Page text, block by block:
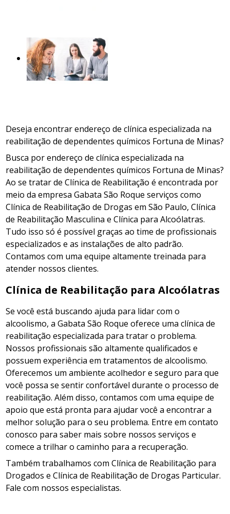
Deseja encontrar endereço de clínica especializada na
reabilitação de dependentes químicos Fortuna de Minas?
Busca por endereço de clínica especializada na
reabilitação de dependentes químicos Fortuna de Minas?
Ao se tratar de Clínica de Reabilitação é encontrada por
meio da empresa Gabata São Roque serviços como
Clínica de Reabilitação de Drogas em São Paulo, Clínica
de Reabilitação Masculina e Clínica para Alcoólatras.
Tudo isso só é possível graças ao time de profissionais
especializados e as instalações de alto padrão.
Contamos com uma equipe altamente treinada para
atender nossos clientes.
Clínica de Reabilitação para Alcoólatras
Se você está buscando ajuda para lidar com o
alcoolismo, a Gabata São Roque oferece uma clínica de
reabilitação especializada para tratar o problema.
Nossos profissionais são altamente qualificados e
possuem experiência em tratamentos de alcoolismo.
Oferecemos um ambiente acolhedor e seguro para que
você possa se sentir confortável durante o processo de
reabilitação. Além disso, contamos com uma equipe de
apoio que está pronta para ajudar você a encontrar a
melhor solução para o seu problema. Entre em contato
conosco para saber mais sobre nossos serviços e
comece a trilhar o caminho para a recuperação.
Também trabalhamos com Clínica de Reabilitação para
Drogados e Clínica de Reabilitação de Drogas Particular.
Fale com nossos especialistas.